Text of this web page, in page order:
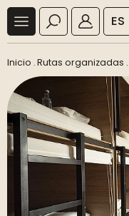
ES
Inicio .Rutas organizadas .